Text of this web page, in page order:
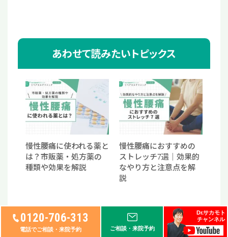
0120-706-313
電話でご相談・来院予約 ご相談・来院予約
Dr.サカモト
チャンネル
あわせて読みたいトピックス
慢性腰痛に使われる薬と
は？市販薬・処方薬の
種類や効果を解説
慢性腰痛におすすめの
ストレッチ7選｜効果的
なやり方と注意点を解
説